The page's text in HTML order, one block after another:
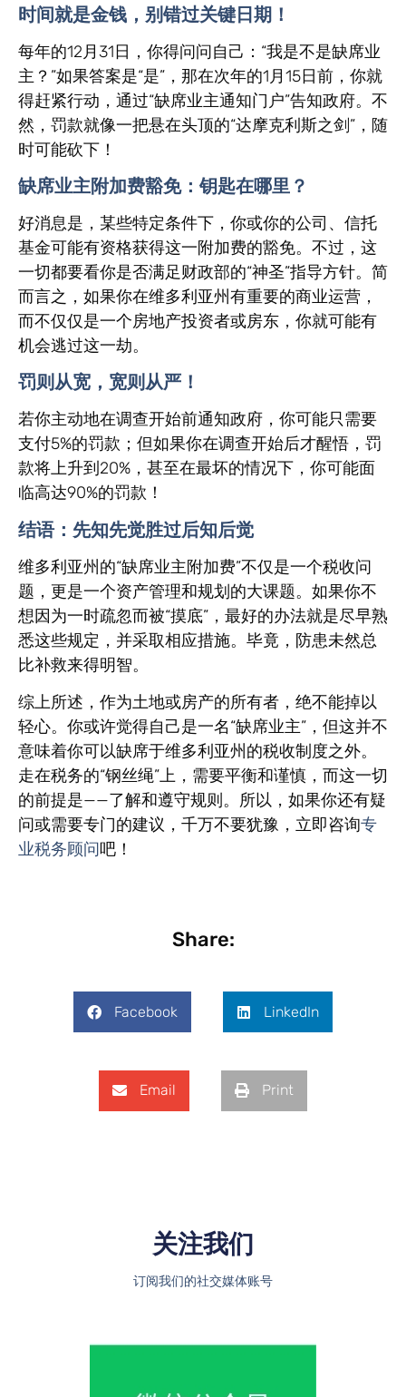
时间就是金钱，别错过关键日期！
每年的12月31日，你得问问自己：“我是不是缺席业
主？”如果答案是“是”，那在次年的1月15日前，你就
得赶紧行动，通过“缺席业主通知门户”告知政府。不
然，罚款就像一把悬在头顶的“达摩克利斯之剑”，随
时可能砍下！
缺席业主附加费豁免：钥匙在哪里？
好消息是，某些特定条件下，你或你的公司、信托
基金可能有资格获得这一附加费的豁免。不过，这
一切都要看你是否满足财政部的“神圣”指导方针。简
而言之，如果你在维多利亚州有重要的商业运营，
而不仅仅是一个房地产投资者或房东，你就可能有
机会逃过这一劫。
罚则从宽，宽则从严！
若你主动地在调查开始前通知政府，你可能只需要
支付5%的罚款；但如果你在调查开始后才醒悟，罚
款将上升到20%，甚至在最坏的情况下，你可能面
临高达90%的罚款！
结语：先知先觉胜过后知后觉
维多利亚州的“缺席业主附加费”不仅是一个税收问
题，更是一个资产管理和规划的大课题。如果你不
想因为一时疏忽而被“摸底”，最好的办法就是尽早熟
悉这些规定，并采取相应措施。毕竟，防患未然总
比补救来得明智。
综上所述，作为土地或房产的所有者，绝不能掉以
轻心。你或许觉得自己是一名“缺席业主”，但这并不
意味着你可以缺席于维多利亚州的税收制度之外。
走在税务的“钢丝绳”上，需要平衡和谨慎，而这一切
的前提是——了解和遵守规则。所以，如果你还有疑
问或需要专门的建议，千万不要犹豫，立即咨询专
业税务顾问吧！
Share:
Facebook LinkedIn
Email Print
关注我们​
订阅我们的社交媒体账号​